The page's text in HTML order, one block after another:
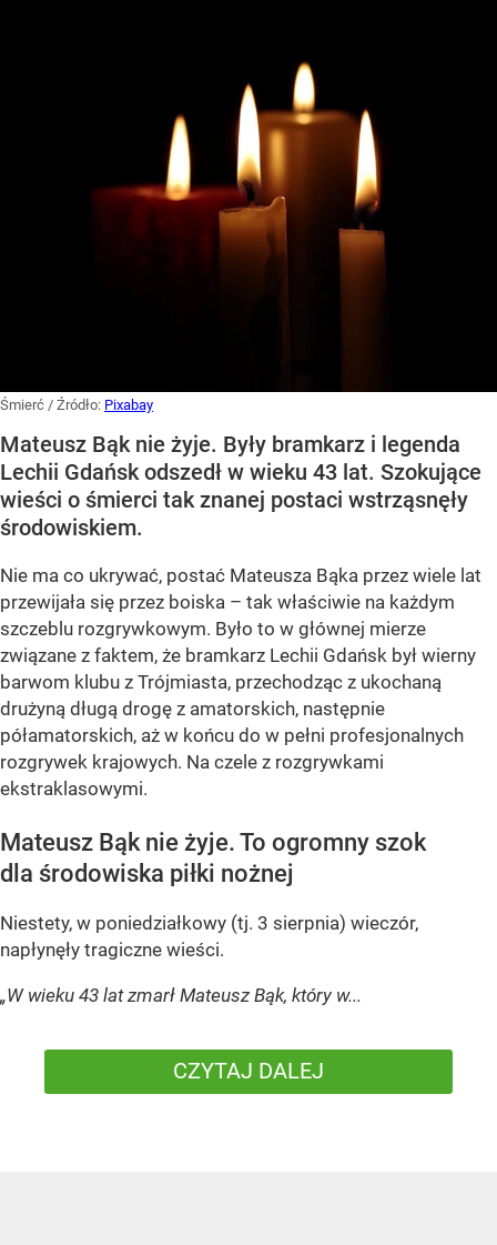
Śmierć / Źródło: Pixabay
Mateusz Bąk nie żyje. Były bramkarz i legenda
Lechii Gdańsk odszedł w wieku 43 lat. Szokujące
wieści o śmierci tak znanej postaci wstrząsnęły
środowiskiem.
Nie ma co ukrywać, postać Mateusza Bąka przez wiele lat
przewijała się przez boiska – tak właściwie na każdym
szczeblu rozgrywkowym. Było to w głównej mierze
związane z faktem, że bramkarz Lechii Gdańsk był wierny
barwom klubu z Trójmiasta, przechodząc z ukochaną
drużyną długą drogę z amatorskich, następnie
półamatorskich, aż w końcu do w pełni profesjonalnych
rozgrywek krajowych. Na czele z rozgrywkami
ekstraklasowymi.
Mateusz Bąk nie żyje. To ogromny szok
dla środowiska piłki nożnej
Niestety, w poniedziałkowy (tj. 3 sierpnia) wieczór,
napłynęły tragiczne wieści.
„W wieku 43 lat zmarł Mateusz Bąk, który w...
CZYTAJ DALEJ